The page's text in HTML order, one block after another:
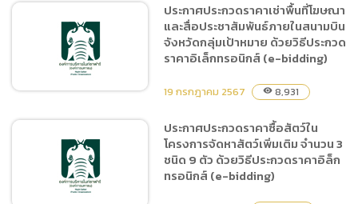
จ้างก่อสร้างปรับปรุงอาคาร
ลานนา และการปรับปรุงภูมิ
ทัศน์เชียงใหม่ไนท์ซาฟารี ด้วย
วิธีประกวดราคา
ประกาศประกวดราคาเช่าพื้นที่
โฆษณาและสื่อประชาสัมพันธ์
ภายในสนามบิน จังหวัดกลุ่ม
ประกาศประกวดราคาเช่าพื้นที่โฆษณา
และสื่อประชาสัมพันธ์ภายในสนามบิน
จังหวัดกลุ่มเป้าหมาย ด้วยวิธีประกวด
ราคาอิเล็กทรอนิกส์ (e-bidding)
19 กรกฎาคม 2567 visibility 8,931
ประกาศประกวดราคาซื้อสัตว์ใน
โครงการจัดหาสัตว์เพิ่มเติม จำนวน 3
ชนิด 9 ตัว ด้วยวิธีประกวดราคาอิล็ก
ทรอนิกส์ (e-bidding)